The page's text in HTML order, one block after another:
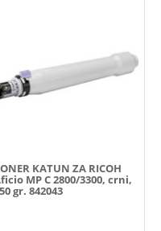
5002,
KATUN ZA RICOH
MP C 2800/3300, crni,
gr. 842043